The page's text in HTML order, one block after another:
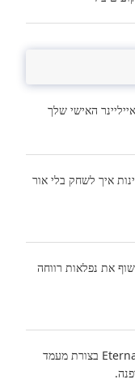
האישי שלך
איך לשחק בלי אור
את נפלאות רווחה
Eternal Elegance Timeless Beauty בצורת מעמד